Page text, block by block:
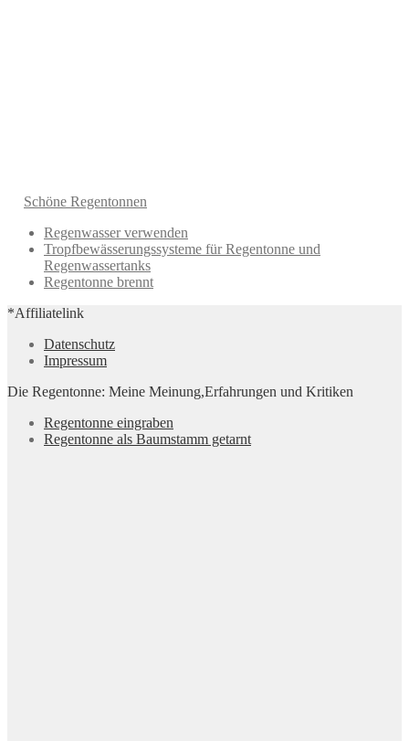
Schöne Regentonnen
Regenwasser verwenden
Tropfbewässerungssysteme für Regentonne und
Regenwassertanks
Regentonne brennt
*Affiliatelink
Datenschutz
Impressum
Die Regentonne: Meine Meinung,Erfahrungen und Kritiken
Regentonne eingraben
Regentonne als Baumstamm getarnt